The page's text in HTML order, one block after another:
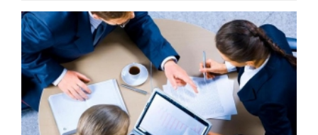
nghiệp GPO cập nhật thông tin này nhé!